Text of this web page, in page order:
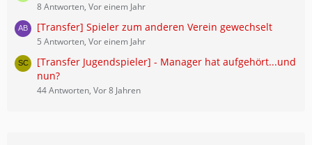
8 Antworten, Vor einem Jahr
[Transfer] Spieler zum anderen Verein gewechselt
5 Antworten, Vor einem Jahr
[Transfer Jugendspieler] - Manager hat aufgehört...und
nun?
44 Antworten, Vor 8 Jahren